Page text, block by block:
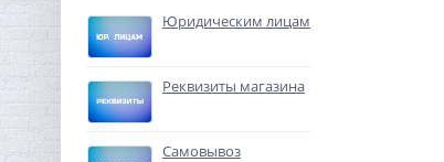
Юридическим лицам
Реквизиты магазина
Самовывоз